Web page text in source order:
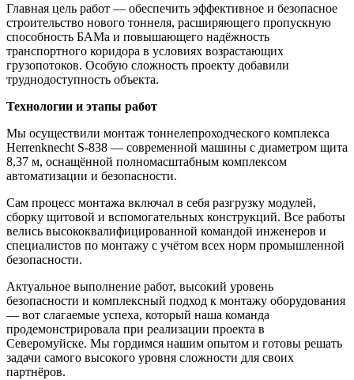
Главная цель работ — обеспечить эффективное и безопасное
строительство нового тоннеля, расширяющего пропускную
способность БАМа и повышающего надёжность
транспортного коридора в условиях возрастающих
грузопотоков. Особую сложность проекту добавили
труднодоступность объекта.
Технологии и этапы работ
Мы осуществили монтаж тоннелепроходческого комплекса
Herrenknecht S-838 — современной машины с диаметром щита
8,37 м, оснащённой полномасштабным комплексом
автоматизации и безопасности.
Сам процесс монтажа включал в себя разгрузку модулей,
сборку щитовой и вспомогательных конструкций. Все работы
велись высококвалифицированной командой инженеров и
специалистов по монтажу с учётом всех норм промышленной
безопасности.
Актуальное выполнение работ, высокий уровень
безопасности и комплексный подход к монтажу оборудования
— вот слагаемые успеха, который наша команда
продемонстрировала при реализации проекта в
Северомуйске. Мы гордимся нашим опытом и готовы решать
задачи самого высокого уровня сложности для своих
партнёров.